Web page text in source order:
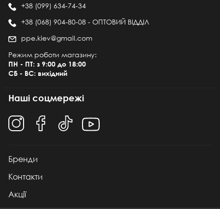
+38 (099) 634-74-34
+38 (068) 904-80-08 - ОПТОВИЙ ВІДДІЛ
ppe.kiev@gmail.com
Режим роботи магазину:
ПН - ПТ: з 9:00 до 18:00
СБ - ВС: вихідний
Наші соцмережі
Бренди
Контакти
Акції